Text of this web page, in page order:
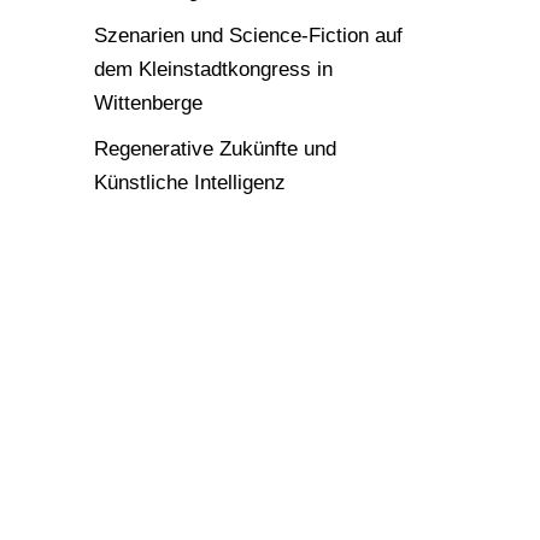
Szenarien und Science-Fiction auf
dem Kleinstadtkongress in
Wittenberge
Regenerative Zukünfte und
Künstliche Intelligenz